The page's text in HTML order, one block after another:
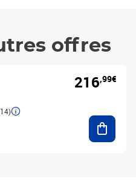
offres
216,99€